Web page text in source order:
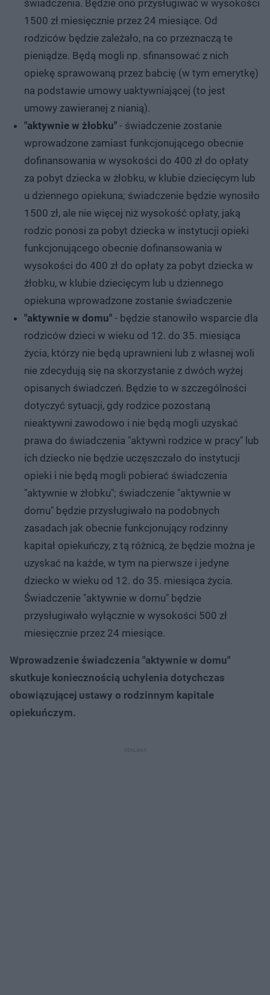
świadczenia. Będzie ono przysługiwać w wysokości
1500 zł miesięcznie przez 24 miesiące. Od
rodziców będzie zależało, na co przeznaczą te
pieniądze. Będą mogli np. sfinansować z nich
opiekę sprawowaną przez babcię (w tym emerytkę)
na podstawie umowy uaktywniającej (to jest
umowy zawieranej z nianią).
"aktywnie w żłobku" - świadczenie zostanie
wprowadzone zamiast funkcjonującego obecnie
dofinansowania w wysokości do 400 zł do opłaty
za pobyt dziecka w żłobku, w klubie dziecięcym lub
u dziennego opiekuna; świadczenie będzie wynosiło
1500 zł, ale nie więcej niż wysokość opłaty, jaką
rodzic ponosi za pobyt dziecka w instytucji opieki
funkcjonującego obecnie dofinansowania w
wysokości do 400 zł do opłaty za pobyt dziecka w
żłobku, w klubie dziecięcym lub u dziennego
opiekuna wprowadzone zostanie świadczenie
"aktywnie w domu" - będzie stanowiło wsparcie dla
rodziców dzieci w wieku od 12. do 35. miesiąca
życia, którzy nie będą uprawnieni lub z własnej woli
nie zdecydują się na skorzystanie z dwóch wyżej
opisanych świadczeń. Będzie to w szczególności
dotyczyć sytuacji, gdy rodzice pozostaną
nieaktywni zawodowo i nie będą mogli uzyskać
prawa do świadczenia "aktywni rodzice w pracy" lub
ich dziecko nie będzie uczęszczało do instytucji
opieki i nie będą mogli pobierać świadczenia
"aktywnie w żłobku"; świadczenie "aktywnie w
domu" będzie przysługiwało na podobnych
zasadach jak obecnie funkcjonujący rodzinny
kapitał opiekuńczy, z tą różnicą, że będzie można je
uzyskać na każde, w tym na pierwsze i jedyne
dziecko w wieku od 12. do 35. miesiąca życia.
Świadczenie "aktywnie w domu" będzie
przysługiwało wyłącznie w wysokości 500 zł
miesięcznie przez 24 miesiące.
Wprowadzenie świadczenia "aktywnie w domu"
skutkuje koniecznością uchylenia dotychczas
obowiązującej ustawy o rodzinnym kapitale
opiekuńczym.